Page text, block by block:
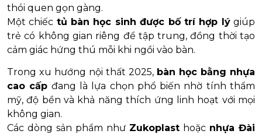
thói quen gọn gàng.
Một chiếc tủ bàn học sinh được bố trí hợp lýgiúp
trẻ có không gian riêng để tập trung, đồng thời tạo
cảm giác hứng thú mỗi khi ngồi vào bàn.
Trong xu hướng nội thất 2025, bàn học bằng nhựa
cao cấp đang là lựa chọn phổ biến nhờ tính thẩm
mỹ, độ bền và khả năng thích ứng linh hoạt với mọi
không gian.
Các dòng sản phẩm như Zukoplast hoặc nhựa Đài